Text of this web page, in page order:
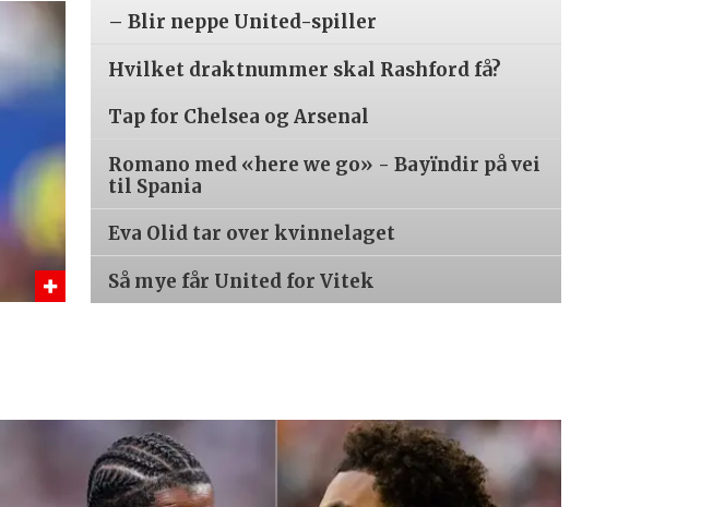
– Blir neppe United-spiller
Hvilket draktnummer skal Rashford få?
Tap for Chelsea og Arsenal
Romano med «here we go» - Bayïndir på vei
til Spania
Eva Olid tar over kvinnelaget
Så mye får United for Vitek